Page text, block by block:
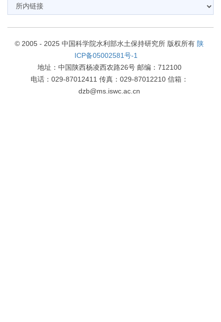
© 2005 - 2025 中国科学院水利部水土保持研究所 版权所有 陕
ICP备05002581号-1
地址：中国陕西杨凌西农路26号 邮编：712100
电话：029-87012411 传真：029-87012210 信箱：
dzb@ms.iswc.ac.cn